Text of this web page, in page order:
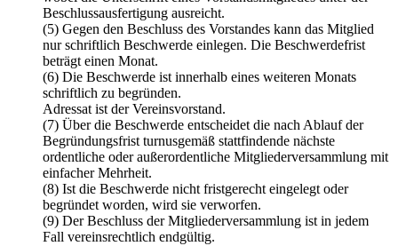
Beschlussausfertigung ausreicht.
(5) Gegen den Beschluss des Vorstandes kann das Mitglied
nur schriftlich Beschwerde einlegen. Die Beschwerdefrist
beträgt einen Monat.
(6) Die Beschwerde ist innerhalb eines weiteren Monats
schriftlich zu begründen.
Adressat ist der Vereinsvorstand.
(7) Über die Beschwerde entscheidet die nach Ablauf der
Begründungsfrist turnusgemäß stattfindende nächste
ordentliche oder außerordentliche Mitgliederversammlung mit
einfacher Mehrheit.
(8) Ist die Beschwerde nicht fristgerecht eingelegt oder
begründet worden, wird sie verworfen.
(9) Der Beschluss der Mitgliederversammlung ist in jedem
Fall vereinsrechtlich endgültig.